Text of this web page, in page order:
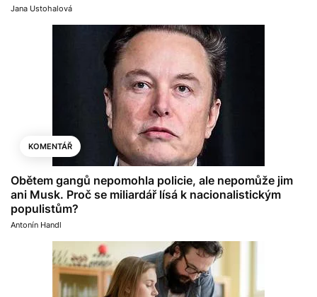
Jana Ustohalová
KOMENTÁŘ
Obětem gangů nepomohla policie, ale nepomůže jim
ani Musk. Proč se miliardář lísá k nacionalistickým
populistům?
Antonín Handl